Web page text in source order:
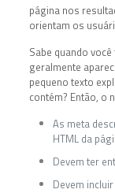
página nos
orientam os
Sabe quando
geralmente
pequeno texto
contém? Então, o
As meta
HTML da
Devem ter
Devem